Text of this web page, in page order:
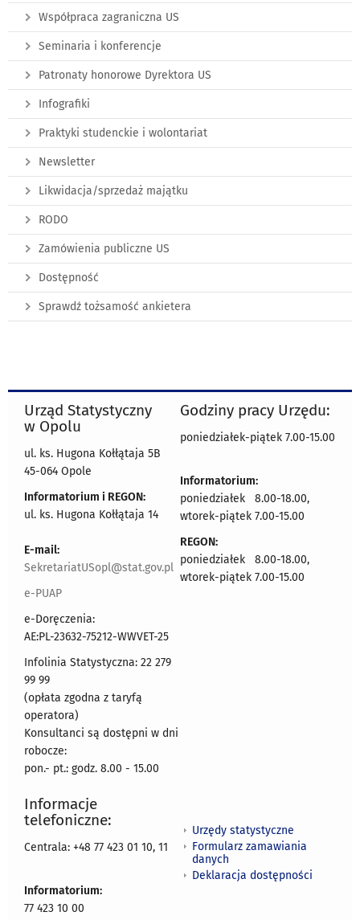
Współpraca zagraniczna US
Seminaria i konferencje
Patronaty honorowe Dyrektora US
Infografiki
Praktyki studenckie i wolontariat
Newsletter
Likwidacja/sprzedaż majątku
RODO
Zamówienia publiczne US
Dostępność
Sprawdź tożsamość ankietera
Urząd Statystyczny
w Opolu
ul. ks. Hugona Kołłątaja 5B
45-064 Opole
Informatorium i REGON:
ul. ks. Hugona Kołłątaja 14
E-mail:
SekretariatUSopl@stat.gov.pl
e-PUAP
e-Doręczenia:
AE:PL-23632-75212-WWVET-25
Infolinia Statystyczna: 22 279
99 99
(opłata zgodna z taryfą
operatora)
Konsultanci są dostępni w dni
robocze:
pon.- pt.: godz. 8.00 - 15.00
Godziny pracy Urzędu:
poniedziałek-piątek 7.00-15.00
Informatorium:
poniedziałek 8.00-18.00,
wtorek-piątek 7.00-15.00
REGON:
poniedziałek 8.00-18.00,
wtorek-piątek 7.00-15.00
Informacje
telefoniczne:
Centrala: +48 77 423 01 10, 11
Informatorium:
77 423 10 00
Urzędy statystyczne
Formularz zamawiania
danych
Deklaracja dostępności